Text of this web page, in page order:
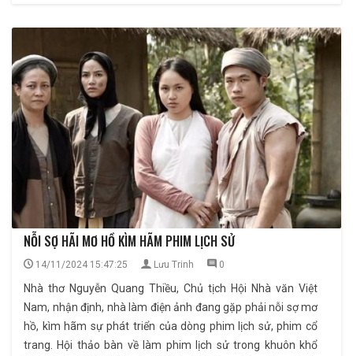
NỖI SỢ HÃI MƠ HỒ KÌM HÃM PHIM LỊCH SỬ
14/11/2024 15:47:25 Lưu Trinh 0
Nhà thơ Nguyễn Quang Thiều, Chủ tịch Hội Nhà văn Việt
Nam, nhận định, nhà làm điện ảnh đang gặp phải nỗi sợ mơ
hồ, kìm hãm sự phát triển của dòng phim lịch sử, phim cổ
trang. Hội thảo bàn về làm phim lịch sử trong khuôn khổ